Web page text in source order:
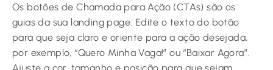
Os botões de Chamada para Ação (CTAs) são os
guias da sua landing page. Edite o texto do botão
para que seja claro e oriente para a ação desejada,
por exemplo, “Quero Minha Vaga!” ou “Baixar Agora”.